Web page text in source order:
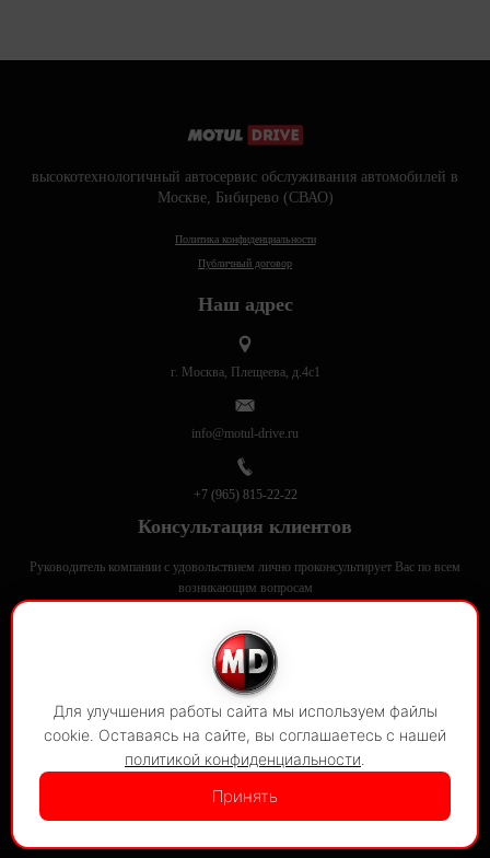
высокотехнологичный автосервис обслуживания автомобилей в
Москве, Бибирево (СВАО)
Политика конфиденциальности
Публичный договор
Наш адрес
г. Москва, Плещеева, д.4с1
info@motul-drive.ru
+7 (965) 815-22-22
Консультация клиентов
Руководитель компании с удовольствием лично проконсультирует Вас по всем
возникающим вопросам
© 2020-2026
Motul Drive
все права защищены
Для улучшения работы сайта мы используем файлы
cookie. Оставаясь на сайте, вы соглашаетесь с нашей
политикой конфиденциальности
Принять